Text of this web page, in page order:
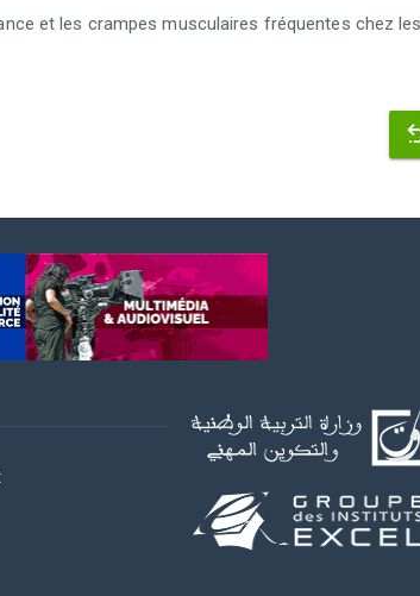
et les crampes musculaires fréquentes chez